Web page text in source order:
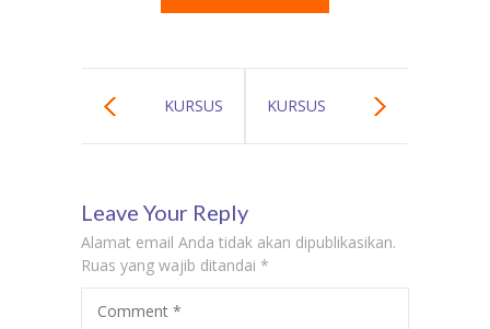
KURSUS
SPANYOL DI
JAKARTA
SELATAN GURU
KURSUS
BEKASI GURU
Leave Your Reply
Alamat email Anda tidak akan dipublikasikan.
Ruas yang wajib ditandai *
Comment *